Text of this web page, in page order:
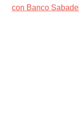
con Banco Sabadell